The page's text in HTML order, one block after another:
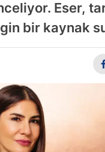
Eser,
bir kaynak